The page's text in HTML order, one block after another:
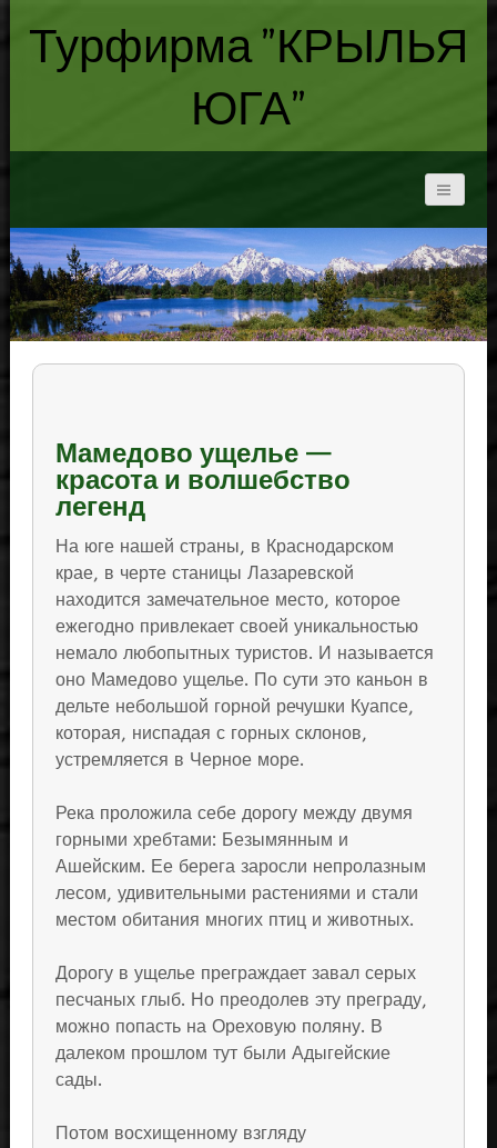
Турфирма "КРЫЛЬЯ
ЮГА"
Мамедово ущелье —
красота и волшебство
легенд
На юге нашей страны, в Краснодарском
крае, в черте станицы Лазаревской
находится замечательное место, которое
ежегодно привлекает своей уникальностью
немало любопытных туристов. И называется
оно Мамедово ущелье. По сути это каньон в
дельте небольшой горной речушки Куапсе,
которая, ниспадая с горных склонов,
устремляется в Черное море.
Река проложила себе дорогу между двумя
горными хребтами: Безымянным и
Ашейским. Ее берега заросли непролазным
лесом, удивительными растениями и стали
местом обитания многих птиц и животных.
Дорогу в ущелье преграждает завал серых
песчаных глыб. Но преодолев эту преграду,
можно попасть на Ореховую поляну. В
далеком прошлом тут были Адыгейские
сады.
Потом восхищенному взгляду